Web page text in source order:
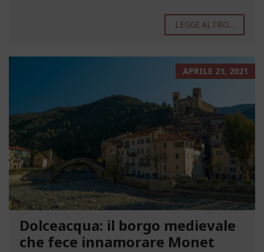
LEGGI ALTRO...
APRILE 21, 2021
Dolceacqua: il borgo medievale
che fece innamorare Monet